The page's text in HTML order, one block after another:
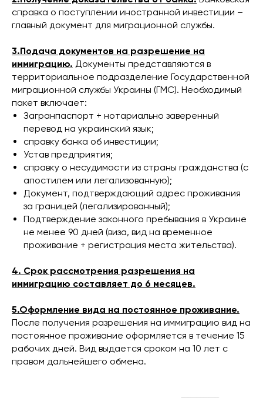
справка о поступлении иностранной инвестиции –
главный документ для миграционной службы.
3.Подача документов на разрешение на
иммиграцию. Документы представляются в
территориальное подразделение Государственной
миграционной службы Украины (ГМС). Необходимый
пакет включает:
Загранпаспорт + нотариально заверенный
перевод на украинский язык;
справку банка об инвестиции;
Устав предприятия;
справку о несудимости из страны гражданства (с
апостилем или легализованную);
Документ, подтверждающий адрес проживания
за границей (легализированный);
Подтверждение законного пребывания в Украине
не менее 90 дней (виза, вид на временное
проживание + регистрация места жительства).
4. Срок рассмотрения разрешения на
иммиграцию составляет до 6 месяцев.
5.Оформление вида на постоянное проживание.
После получения разрешения на иммиграцию вид на
постоянное проживание оформляется в течение 15
рабочих дней. Вид выдается сроком на 10 лет с
правом дальнейшего обмена.